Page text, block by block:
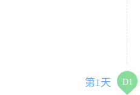
第1天 D1